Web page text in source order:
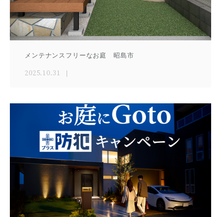
メンテナンスフリーなお庭 昭島市
2025.10.31